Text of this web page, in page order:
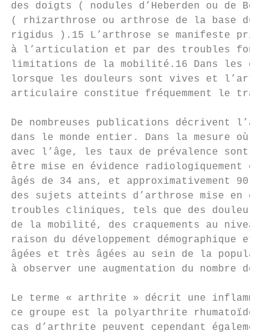
des doigts ( nodules d’Heberden ou de
( rhizarthrose ou arthrose de la base
rigidus ).15 L’arthrose se manifeste
à l’articulation et par des troubles
limitations de la mobilité.16 Dans les cas
lorsque les douleurs sont vives et
articulaire constitue fréquemment le
De nombreuses publications décrivent
dans le monde entier. Dans la mesure où
avec l’âge, les taux de prévalence sont
être mise en évidence radiologiquement
âgés de 34 ans, et approximativement 90 %
des sujets atteints d’arthrose mise en
troubles cliniques, tels que des
de la mobilité, des craquements au
raison du développement démographique et
âgées et très âgées au sein de la
à observer une augmentation du nombre de
Le terme « arthrite » décrit une
ce groupe est la polyarthrite rhumatoïde (
cas d’arthrite peuvent cependant